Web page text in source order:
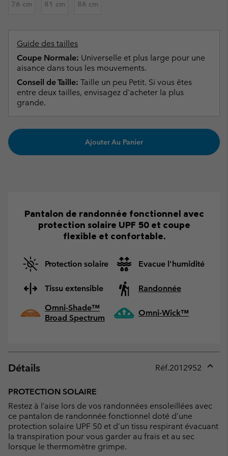
76 cm 81 cm 86 cm
Guide des tailles
Coupe Normale: Universelle et plus large pour une
aisance dans tous les mouvements.
Conseil de Taille: Taille un peu Petit. Si vous êtes
entre deux tailles, envisagez d'acheter la plus
grande.
Ajouter Au Panier
Pantalon de randonnée fonctionnel avec
protection solaire UPF 50 et coupe
flexible et confortable.
Protection solaire Evacue l'humidité
Tissu extensible
Randonnée
Omni-Shade™
Broad Spectrum
Omni-Wick™
Détails Réf.2012952
PROTECTION SOLAIRE
Restez à l’aise lors de vos randonnées ensoleillées avec
ce pantalon de randonnée fonctionnel doté d’une
protection solaire UPF 50 et d’un tissu respirant évacuant
la transpiration pour vous garder au frais et au sec
lorsque le thermomètre grimpe.